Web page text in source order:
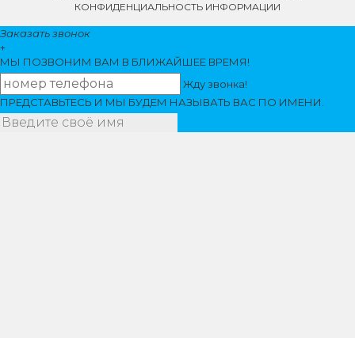
КОНФИДЕНЦИАЛЬНОСТЬ ИНФОРМАЦИИ
Заказать звонок
+
МЫ ПОЗВОНИМ ВАМ В БЛИЖАЙШЕЕ ВРЕМЯ!
Жду звонка!
ПРЕДСТАВЬТЕСЬ И МЫ БУДЕМ НАЗЫВАТЬ ВАС ПО ИМЕНИ.